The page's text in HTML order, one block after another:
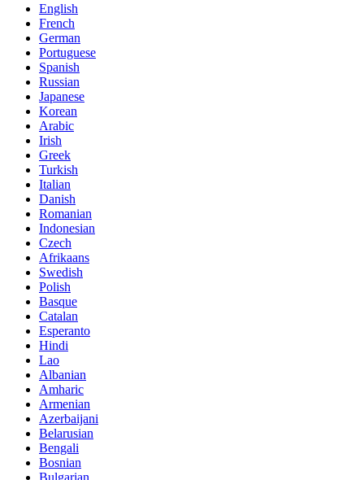
English
French
German
Portuguese
Spanish
Russian
Japanese
Korean
Arabic
Irish
Greek
Turkish
Italian
Danish
Romanian
Indonesian
Czech
Afrikaans
Swedish
Polish
Basque
Catalan
Esperanto
Hindi
Lao
Albanian
Amharic
Armenian
Azerbaijani
Belarusian
Bengali
Bosnian
Bulgarian